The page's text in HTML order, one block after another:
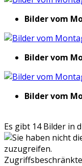
Bilder vom
Bilder vom
Bilder vom
Es gibt 14 Bilder in